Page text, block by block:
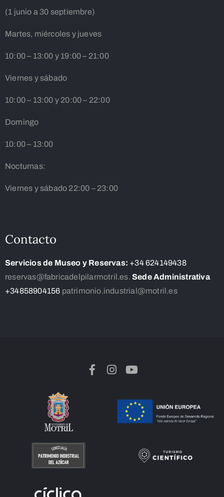
(1 junio a 30 septiembre)
Martes, miércoles y jueves
10:00 – 13:00 y 19:00 – 21:00
Viernes y sábado
10:00 – 13:00 y 20:00 – 22:00
Domingo
10:00 – 13:00
Nocturnas:
Viernes y sábado 22:00 – 23:00
Contacto
Servicios de Museo y Reservas: +34 624149438
reservas@fabricadelpilarmotril.es. Sede Administrativa
+34858904156 patrimonio.industrial@motril.es